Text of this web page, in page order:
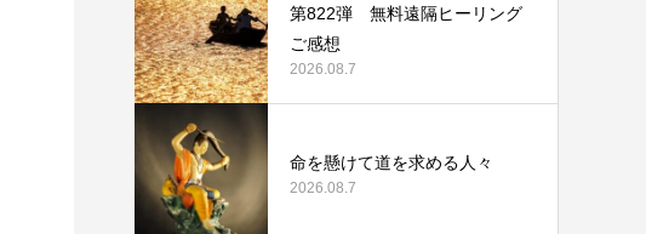
第822弾 無料遠隔ヒーリング
ご感想
2026.08.7
命を懸けて道を求める人々
2026.08.7